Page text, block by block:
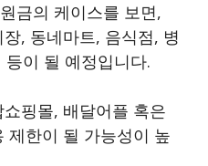
금의 케이스를 보면,
, 동네마트, 음식점, 병
이 될 예정입니다.
핑몰, 배달어플 혹은
제한이 될 가능성이 높